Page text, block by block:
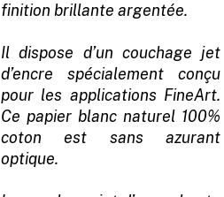
finition brillante argentée.
Il dispose d’un couchage jet
d’encre spécialement conçu
pour les applications FineArt.
Ce papier blanc naturel 100%
coton est sans azurant
optique.